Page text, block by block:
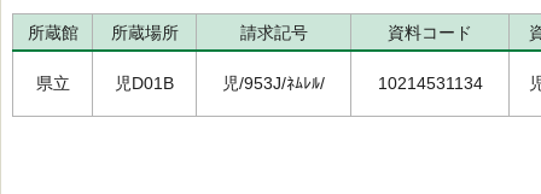
所蔵館 所蔵場所 請求記号 資料コード
県立 児D01B 児/953J/ﾈﾑﾚﾙ/ 10214531134